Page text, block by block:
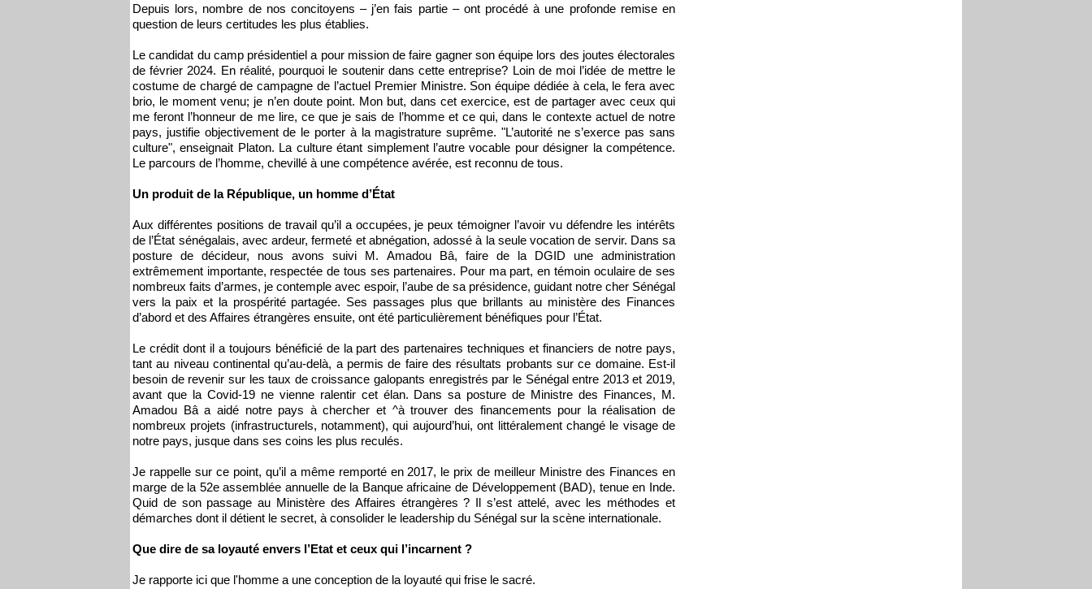
Depuis lors, nombre de nos concitoyens – j’en fais partie – ont procédé à une profonde remise en
question de leurs certitudes les plus établies.
Le candidat du camp présidentiel a pour mission de faire gagner son équipe lors des joutes électorales
de février 2024. En réalité, pourquoi le soutenir dans cette entreprise? Loin de moi l’idée de mettre le
costume de chargé de campagne de l’actuel Premier Ministre. Son équipe dédiée à cela, le fera avec
brio, le moment venu; je n’en doute point. Mon but, dans cet exercice, est de partager avec ceux qui
me feront l’honneur de me lire, ce que je sais de l’homme et ce qui, dans le contexte actuel de notre
pays, justifie objectivement de le porter à la magistrature suprême. "L’autorité ne s’exerce pas sans
culture", enseignait Platon. La culture étant simplement l’autre vocable pour désigner la compétence.
Le parcours de l’homme, chevillé à une compétence avérée, est reconnu de tous.
Un produit de la République, un homme d’État
Aux différentes positions de travail qu’il a occupées, je peux témoigner l’avoir vu défendre les intérêts
de l’État sénégalais, avec ardeur, fermeté et abnégation, adossé à la seule vocation de servir. Dans sa
posture de décideur, nous avons suivi M. Amadou Bâ, faire de la DGID une administration
extrêmement importante, respectée de tous ses partenaires. Pour ma part, en témoin oculaire de ses
nombreux faits d’armes, je contemple avec espoir, l’aube de sa présidence, guidant notre cher Sénégal
vers la paix et la prospérité partagée. Ses passages plus que brillants au ministère des Finances
d’abord et des Affaires étrangères ensuite, ont été particulièrement bénéfiques pour l’État.
Le crédit dont il a toujours bénéficié de la part des partenaires techniques et financiers de notre pays,
tant au niveau continental qu’au-delà, a permis de faire des résultats probants sur ce domaine. Est-il
besoin de revenir sur les taux de croissance galopants enregistrés par le Sénégal entre 2013 et 2019,
avant que la Covid-19 ne vienne ralentir cet élan. Dans sa posture de Ministre des Finances, M.
Amadou Bâ a aidé notre pays à chercher et ^à trouver des financements pour la réalisation de
nombreux projets (infrastructurels, notamment), qui aujourd’hui, ont littéralement changé le visage de
notre pays, jusque dans ses coins les plus reculés.
Je rappelle sur ce point, qu’il a même remporté en 2017, le prix de meilleur Ministre des Finances en
marge de la 52e assemblée annuelle de la Banque africaine de Développement (BAD), tenue en Inde.
Quid de son passage au Ministère des Affaires étrangères ? Il s’est attelé, avec les méthodes et
démarches dont il détient le secret, à consolider le leadership du Sénégal sur la scène internationale.
Que dire de sa loyauté envers l’Etat et ceux qui l’incarnent ?
Je rapporte ici que l'homme a une conception de la loyauté qui frise le sacré.